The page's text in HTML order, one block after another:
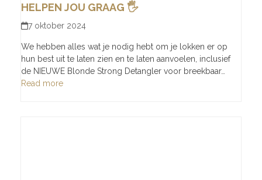
HELPEN JOU GRAAG 🖐
7 oktober 2024
We hebben alles wat je nodig hebt om je lokken er op
hun best uit te laten zien en te laten aanvoelen, inclusief
de NIEUWE Blonde Strong Detangler voor breekbaar…
Read more